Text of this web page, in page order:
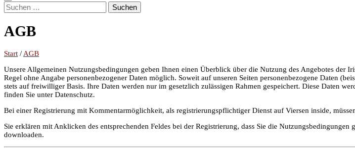
Suchen
nach:
AGB
Start / AGB
Unsere Allgemeinen Nutzungsbedingungen geben Ihnen einen Überblick über die Nutzung des Angebotes
Regel ohne Angabe personenbezogener Daten möglich. Soweit auf unseren Seiten personenbezogene Daten
stets auf freiwilliger Basis. Ihre Daten werden nur im gesetzlich zulässigen Rahmen gespeichert. Diese Daten
finden Sie unter Datenschutz.
Bei einer Registrierung mit Kommentarmöglichkeit, als registrierungspflichtiger Dienst auf Viersen inside,
Sie erklären mit Anklicken des entsprechenden Feldes bei der Registrierung, dass Sie die
downloaden.